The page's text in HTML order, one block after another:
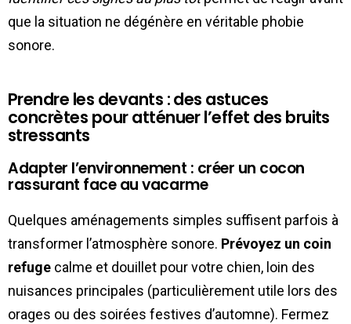
que la situation ne dégénère en véritable phobie
sonore.
Prendre les devants : des astuces
concrètes pour atténuer l’effet des bruits
stressants
Adapter l’environnement : créer un cocon
rassurant face au vacarme
Quelques aménagements simples suffisent parfois à
transformer l’atmosphère sonore. Prévoyez un coin
refuge calme et douillet pour votre chien, loin des
nuisances principales (particulièrement utile lors des
orages ou des soirées festives d’automne). Fermez